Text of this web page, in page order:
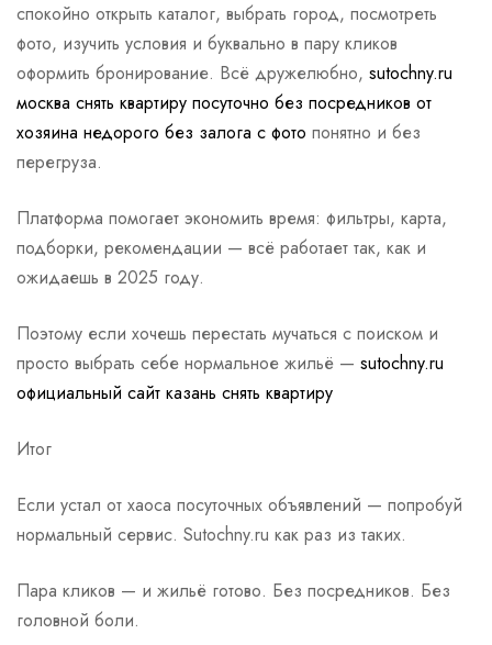
спокойно открыть каталог, выбрать город, посмотреть
фото, изучить условия и буквально в пару кликов
оформить бронирование. Всё дружелюбно, sutochny.ru
москва снять квартиру посуточно без посредников от
хозяина недорого без залога с фото понятно и без
перегруза.
Платформа помогает экономить время: фильтры, карта,
подборки, рекомендации — всё работает так, как и
ожидаешь в 2025 году.
Поэтому если хочешь перестать мучаться с поиском и
просто выбрать себе нормальное жильё — sutochny.ru
официальный сайт казань снять квартиру
Итог
Если устал от хаоса посуточных объявлений — попробуй
нормальный сервис. Sutochny.ru как раз из таких.
Пара кликов — и жильё готово. Без посредников. Без
головной боли.